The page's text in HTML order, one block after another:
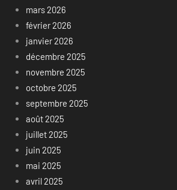
mars 2026
février 2026
janvier 2026
décembre 2025
novembre 2025
octobre 2025
septembre 2025
août 2025
juillet 2025
juin 2025
mai 2025
avril 2025